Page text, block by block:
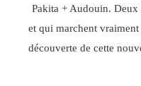
Pakita + Audouin. Deux
et qui marchent
découverte de cette